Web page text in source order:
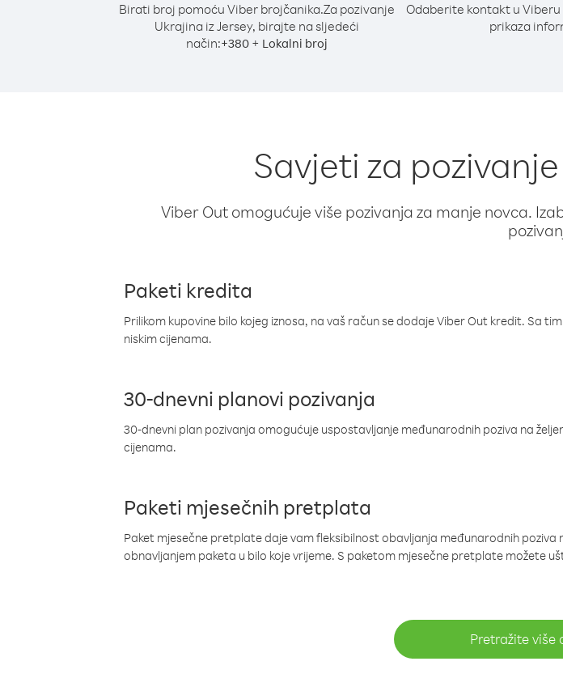
Birati broj pomoću Viber brojčanika.Za pozivanje
Ukrajina iz Jersey, birajte na sljedeći
način:+380+ Lokalni broj
Odaberite kontakt u
prikaza
Savjeti za
Viber Out omogućuje više pozivanja za manje novca.
Paketi kredita
Prilikom kupovine bilo kojeg iznosa, na vaš račun se dodaje Viber Out kredit. Sa
niskim cijenama.
30-dnevni planovi pozivanja
30-dnevni plan pozivanja omogućuje uspostavljanje međunarodnih poziva na
cijenama.
Paketi mjesečnih pretplata
Paket mjesečne pretplate daje vam fleksibilnost obavljanja međunarodnih poziva
obnavljanjem paketa u bilo koje vrijeme. S paketom mjesečne pretplate možete
Pretražite više